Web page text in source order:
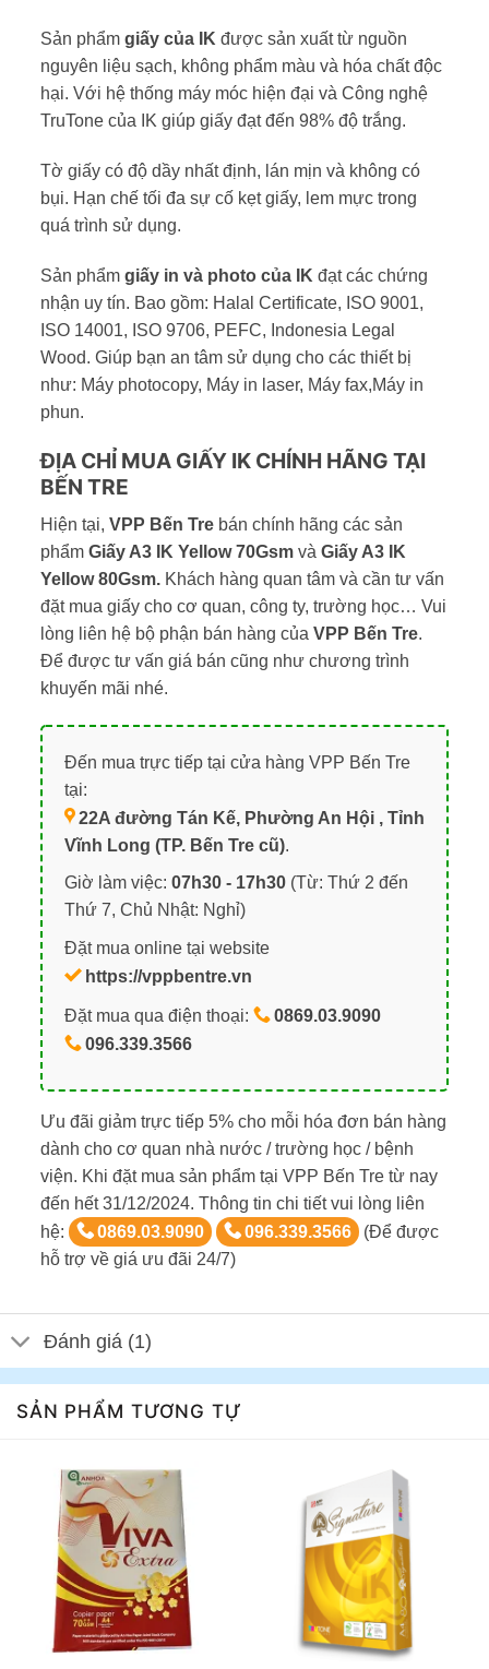
Sản phẩm giấy của IK được sản xuất từ nguồn
nguyên liệu sạch, không phẩm màu và hóa chất độc
hại. Với hệ thống máy móc hiện đại và Công nghệ
TruTone của IK giúp giấy đạt đến 98% độ trắng.
Tờ giấy có độ dầy nhất định, lán mịn và không có
bụi. Hạn chế tối đa sự cố kẹt giấy, lem mực trong
quá trình sử dụng.
Sản phẩm giấy in và photo của IK đạt các chứng
nhận uy tín. Bao gồm: Halal Certificate, ISO 9001,
ISO 14001, ISO 9706, PEFC, Indonesia Legal
Wood. Giúp bạn an tâm sử dụng cho các thiết bị
như: Máy photocopy, Máy in laser, Máy fax,Máy in
phun.
ĐỊA CHỈ MUA GIẤY IK CHÍNH HÃNG TẠI
BẾN TRE
Hiện tại, VPP Bến Trebán chính hãng các sản
phẩm Giấy A3 IK Yellow 70Gsmvà Giấy A3 IK
Yellow 80Gsm.Khách hàng quan tâm và cần tư vấn
đặt mua giấy cho cơ quan, công ty, trường học… Vui
lòng liên hệ bộ phận bán hàng của VPP Bến Tre.
Để được tư vấn giá bán cũng như chương trình
khuyến mãi nhé.
Đến mua trực tiếp tại cửa hàng VPP Bến Tre
tại:
22A đường Tán Kế, Phường An Hội , Tỉnh
Vĩnh Long (TP. Bến Tre cũ).
Giờ làm việc: 07h30 - 17h30(Từ: Thứ 2 đến
Thứ 7, Chủ Nhật: Nghỉ)
Đặt mua online tại website
https://vppbentre.vn
Đặt mua qua điện thoại:
0869.03.9090
096.339.3566
Ưu đãi giảm trực tiếp 5% cho mỗi hóa đơn bán hàng
dành cho cơ quan nhà nước / trường học / bệnh
viện. Khi đặt mua sản phẩm tại VPP Bến Tre từ nay
đến hết 31/12/2024. Thông tin chi tiết vui lòng liên
hệ:
0869.03.9090 096.339.3566
(Để được
hỗ trợ về giá ưu đãi 24/7)
Đánh giá (1)
SẢN PHẨM TƯƠNG TỰ